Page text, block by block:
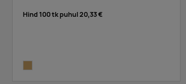
Hind 100 tk puhul20,33 €